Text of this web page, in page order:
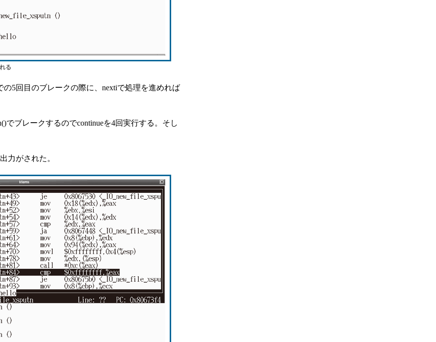
る
5回目のブレークの際に、nextiで処理を進めれば
でブレークするのでcontinueを4回実行する。そし
力がされた。